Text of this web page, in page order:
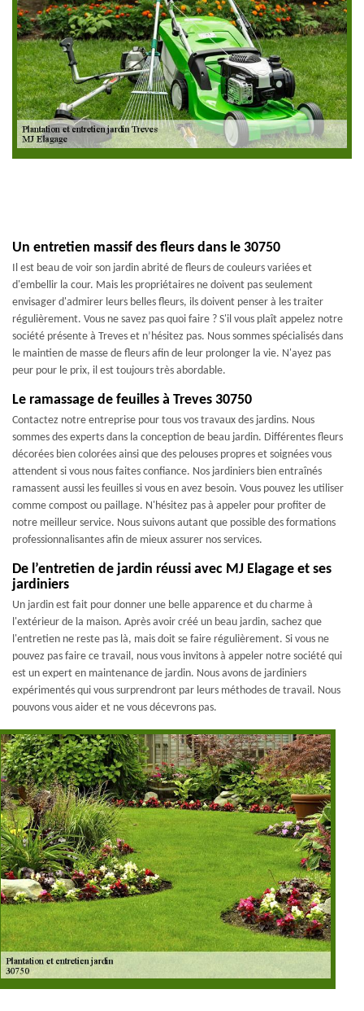
Un entretien massif des fleurs dans le 30750
Il est beau de voir son jardin abrité de fleurs de couleurs variées et
d'embellir la cour. Mais les propriétaires ne doivent pas seulement
envisager d'admirer leurs belles fleurs, ils doivent penser à les traiter
régulièrement. Vous ne savez pas quoi faire ? S'il vous plaît appelez notre
société présente à Treves et n’hésitez pas. Nous sommes spécialisés dans
le maintien de masse de fleurs afin de leur prolonger la vie. N'ayez pas
peur pour le prix, il est toujours très abordable.
Le ramassage de feuilles à Treves 30750
Contactez notre entreprise pour tous vos travaux des jardins. Nous
sommes des experts dans la conception de beau jardin. Différentes fleurs
décorées bien colorées ainsi que des pelouses propres et soignées vous
attendent si vous nous faites confiance. Nos jardiniers bien entraînés
ramassent aussi les feuilles si vous en avez besoin. Vous pouvez les utiliser
comme compost ou paillage. N'hésitez pas à appeler pour profiter de
notre meilleur service. Nous suivons autant que possible des formations
professionnalisantes afin de mieux assurer nos services.
De l’entretien de jardin réussi avec MJ Elagage et ses
jardiniers
Un jardin est fait pour donner une belle apparence et du charme à
l'extérieur de la maison. Après avoir créé un beau jardin, sachez que
l'entretien ne reste pas là, mais doit se faire régulièrement. Si vous ne
pouvez pas faire ce travail, nous vous invitons à appeler notre société qui
est un expert en maintenance de jardin. Nous avons de jardiniers
expérimentés qui vous surprendront par leurs méthodes de travail. Nous
pouvons vous aider et ne vous décevrons pas.